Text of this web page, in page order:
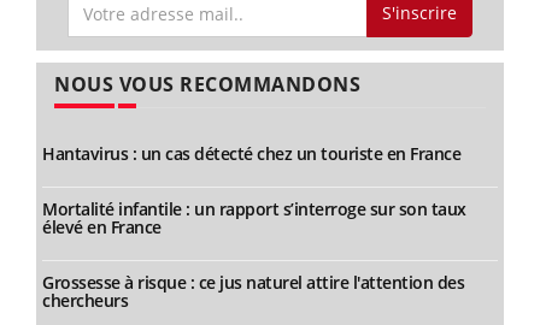
S'inscrire
NOUS VOUS RECOMMANDONS
Hantavirus : un cas détecté chez un touriste en France
Mortalité infantile : un rapport s’interroge sur son taux
élevé en France
Grossesse à risque : ce jus naturel attire l'attention des
chercheurs